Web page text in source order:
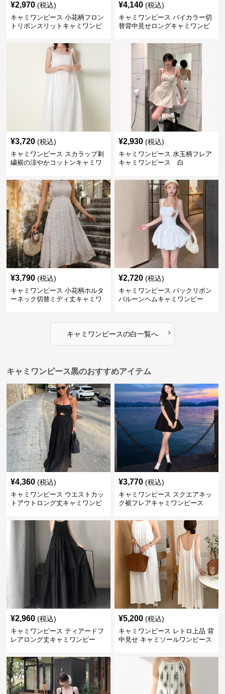
¥2,970 (税込)
キャミワンピース 小花柄フロン
トリボンスリットキャミワンピ
¥4,140 (税込)
キャミワンピース バイカラー切
替背中見せロングキャミワンピ
¥3,720 (税込)
キャミワンピース スカラップ刺
繍裾の涼やかコットンキャミワ
¥2,930 (税込)
キャミワンピース 水玉柄フレア
キャミワンピース 白
¥3,790 (税込)
キャミワンピース 小花柄ホルタ
ーネック切替ミディ丈キャミワ
¥2,720 (税込)
キャミワンピース バックリボン
バルーンヘムキャミワンピー
キャミワンピースの白一覧へ ›
キャミワンピース黒のおすすめアイテム
¥4,360 (税込)
キャミワンピース ウエストカッ
トアウトロング丈キャミワンピ
¥3,770 (税込)
キャミワンピース スクエアネッ
ク裾フレアキャミワンピース
¥2,960 (税込)
キャミワンピース ティアードフ
レアロング丈キャミワンピー
¥5,200 (税込)
キャミワンピース レトロ上品 背
中見せ キャミソールワンピース